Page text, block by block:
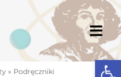
» Podręczniki